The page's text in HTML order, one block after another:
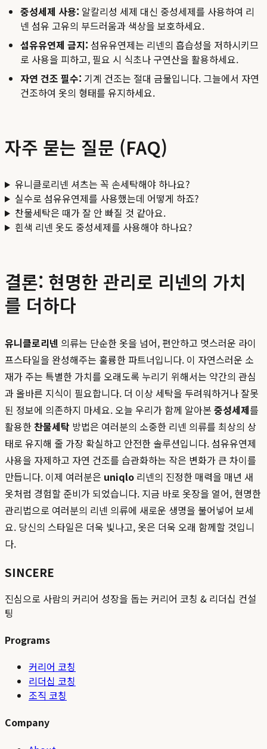
중성세제 사용: 알칼리성 세제 대신 중성세제를 사용하여 리
넨 섬유 고유의 부드러움과 색상을 보호하세요.
섬유유연제 금지: 섬유유연제는 리넨의 흡습성을 저하시키므
로 사용을 피하고, 필요 시 식초나 구연산을 활용하세요.
자연 건조 필수: 기계 건조는 절대 금물입니다. 그늘에서 자연
건조하여 옷의 형태를 유지하세요.
자주 묻는 질문 (FAQ)
유니클로리넨 셔츠는 꼭 손세탁해야 하나요?
실수로 섬유유연제를 사용했는데 어떻게 하죠?
찬물세탁은 때가 잘 안 빠질 것 같아요.
흰색 리넨 옷도 중성세제를 사용해야 하나요?
결론: 현명한 관리로 리넨의 가치
를 더하다
유니클로리넨 의류는 단순한 옷을 넘어, 편안하고 멋스러운 라이
프스타일을 완성해주는 훌륭한 파트너입니다. 이 자연스러운 소
재가 주는 특별한 가치를 오래도록 누리기 위해서는 약간의 관심
과 올바른 지식이 필요합니다. 더 이상 세탁을 두려워하거나 잘못
된 정보에 의존하지 마세요. 오늘 우리가 함께 알아본 중성세제를
활용한찬물세탁 방법은 여러분의 소중한 리넨 의류를 최상의 상
태로 유지해 줄 가장 확실하고 안전한 솔루션입니다. 섬유유연제
사용을 자제하고 자연 건조를 습관화하는 작은 변화가 큰 차이를
만듭니다. 이제 여러분은 uniqlo 리넨의 진정한 매력을 매년 새
옷처럼 경험할 준비가 되었습니다. 지금 바로 옷장을 열어, 현명한
관리법으로 여러분의 리넨 의류에 새로운 생명을 불어넣어 보세
요. 당신의 스타일은 더욱 빛나고, 옷은 더욱 오래 함께할 것입니
다.
SINCERE
진심으로 사람의 커리어 성장을 돕는 커리어 코칭 & 리더십 컨설
팅
Programs
커리어 코칭
리더십 코칭
조직 코칭
Company